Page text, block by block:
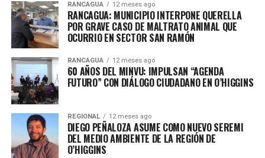
RANCAGUA 12 meses ago
RANCAGUA: MUNICIPIO INTERPONE QUERELLA
POR GRAVE CASO DE MALTRATO ANIMAL QUE
OCURRIO EN SECTOR SAN RAMÓN
RANCAGUA 12 meses ago
60 AÑOS DEL MINVU: IMPULSAN “AGENDA
FUTURO” CON DIÁLOGO CIUDADANO EN O’HIGGINS
REGIONAL 12 meses ago
DIEGO PEÑALOZA ASUME COMO NUEVO SEREMI
DEL MEDIO AMBIENTE DE LA REGIÓN DE
O’HIGGINS